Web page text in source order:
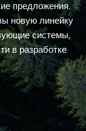
предложения.
новую линейку
системы,
в разработке